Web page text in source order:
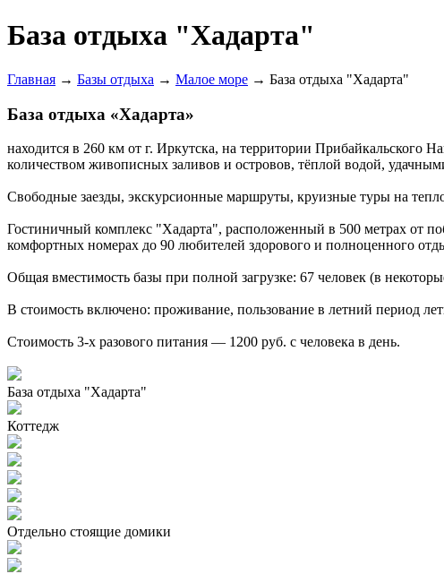
База отдыха "Хадарта"
Главная → Базы отдыха → Малое море → База отдыха "Хадарта"
База отдыха «Хадарта»
находится в 260 км от г. Иркутска, на территории Прибайкальского
количеством живописных заливов и островов, тёплой водой,
Свободные заезды, экскурсионные маршруты, круизные туры на
Гостиничный комплекс "Хадарта", расположенный в 500 метрах от
комфортных номерах до 90 любителей здорового и полноценного
Общая вместимость базы при полной загрузке: 67 человек (в
В стоимость включено: проживание, пользование в летний период
Стоимость 3-х разового питания — 1200 руб. с человека в день.
База отдыха "Хадарта"
Коттедж
Отдельно стоящие домики